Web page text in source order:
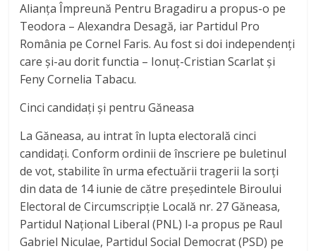
Alianța Împreună Pentru Bragadiru a propus-o pe
Teodora – Alexandra Desagă, iar Partidul Pro
România pe Cornel Faris. Au fost si doi independenți
care și-au dorit functia – Ionuț-Cristian Scarlat și
Feny Cornelia Tabacu.
Cinci candidați și pentru Găneasa
La Găneasa, au intrat în lupta electorală cinci
candidați. Conform ordinii de înscriere pe buletinul
de vot, stabilite în urma efectuării tragerii la sorți
din data de 14 iunie de către președintele Biroului
Electoral de Circumscripție Locală nr. 27 Găneasa,
Partidul Național Liberal (PNL) l-a propus pe Raul
Gabriel Niculae, Partidul Social Democrat (PSD) pe